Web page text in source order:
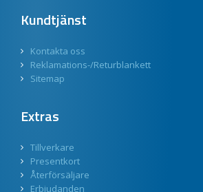
Kundtjänst
Kontakta oss
Reklamations-/Returblankett
Sitemap
Extras
Tillverkare
Presentkort
Återförsäljare
Erbjudanden